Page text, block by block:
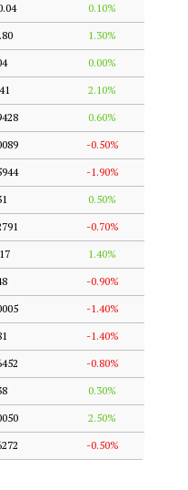
0.10%
1.30%
0.00%
2.10%
0.60%
-0.50%
-1.90%
0.50%
-0.70%
1.40%
-0.90%
-1.40%
-1.40%
-0.80%
0.30%
2.50%
-0.50%